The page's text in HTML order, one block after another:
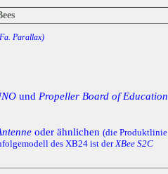
Parallax)
und Propeller Board of Education
oder ähnlichen (die Produktlinie
des XB24 ist der XBee S2C